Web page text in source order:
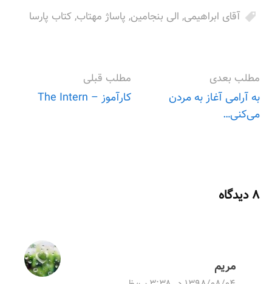
آقای ابراهیمی, الی بنجامین, پاساژ مهتاب,کتاب پارسا
P
s
مطلب قبلی
کارآموز – The Intern
مطلب بعدی
به آرامی آغاز به مردن
می‌کنی…
۸ دیدگاه
مریم